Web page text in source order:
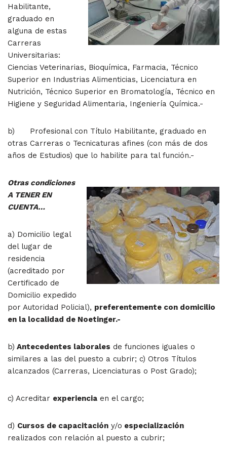
Habilitante,
graduado en
alguna de estas
Carreras
Universitarias:
Ciencias Veterinarias, Bioquímica, Farmacia, Técnico
Superior en Industrias Alimenticias, Licenciatura en
Nutrición, Técnico Superior en Bromatología, Técnico en
Higiene y Seguridad Alimentaria, Ingeniería Química.-
b) Profesional con Título Habilitante, graduado en
otras Carreras o Tecnicaturas afines (con más de dos
años de Estudios) que lo habilite para tal función.-
Otras condiciones
A TENER EN
CUENTA…
a) Domicilio legal
del lugar de
residencia
(acreditado por
Certificado de
Domicilio expedido
por Autoridad Policial), preferentemente con domicilio
en la localidad de Noetinger.-
b) Antecedentes laborales de funciones iguales o
similares a las del puesto a cubrir; c) Otros Títulos
alcanzados (Carreras, Licenciaturas o Post Grado);
c) Acreditar experiencia en el cargo;
d) Cursos de capacitación y/o especialización
realizados con relación al puesto a cubrir;